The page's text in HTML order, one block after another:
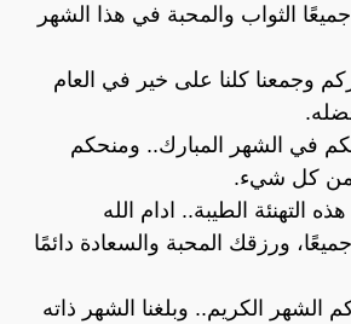
الثواب والمحبة في هذا الشهر
وجمعنا كلنا على خير في العام
في الشهر المبارك.. ومنحكم
من كل شيء.
التهنئة الطيبة.. ادام الله
ورزقك المحبة والسعادة دائمًا
الشهر الكريم.. وبلغنا الشهر ذاته